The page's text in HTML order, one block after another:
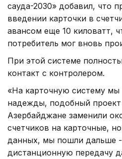
сауда-2030» добавил, что
введении карточки в
авансом еще 10 киловатт,
потребитель мог вновь
При этой системе
контакт с контролером.
«На карточную систему мы
надежды, подобный
Азербайджане заменили
счетчиков на карточные,
данных, мы пошли дальше
дистанционную передачу